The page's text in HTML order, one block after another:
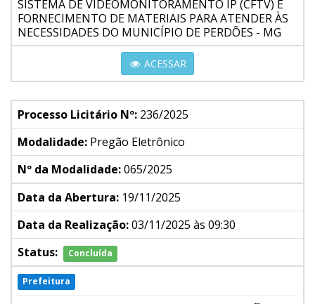
SISTEMA DE VIDEOMONITORAMENTO IP (CFTV) E
FORNECIMENTO DE MATERIAIS PARA ATENDER ÀS
NECESSIDADES DO MUNICÍPIO DE PERDÕES - MG
ACESSAR
Processo Licitário Nº: 236/2025
Modalidade: Pregão Eletrônico
Nº da Modalidade:065/2025
Data da Abertura: 19/11/2025
Data da Realização:03/11/2025 às 09:30
Status:
Concluída
Prefeitura